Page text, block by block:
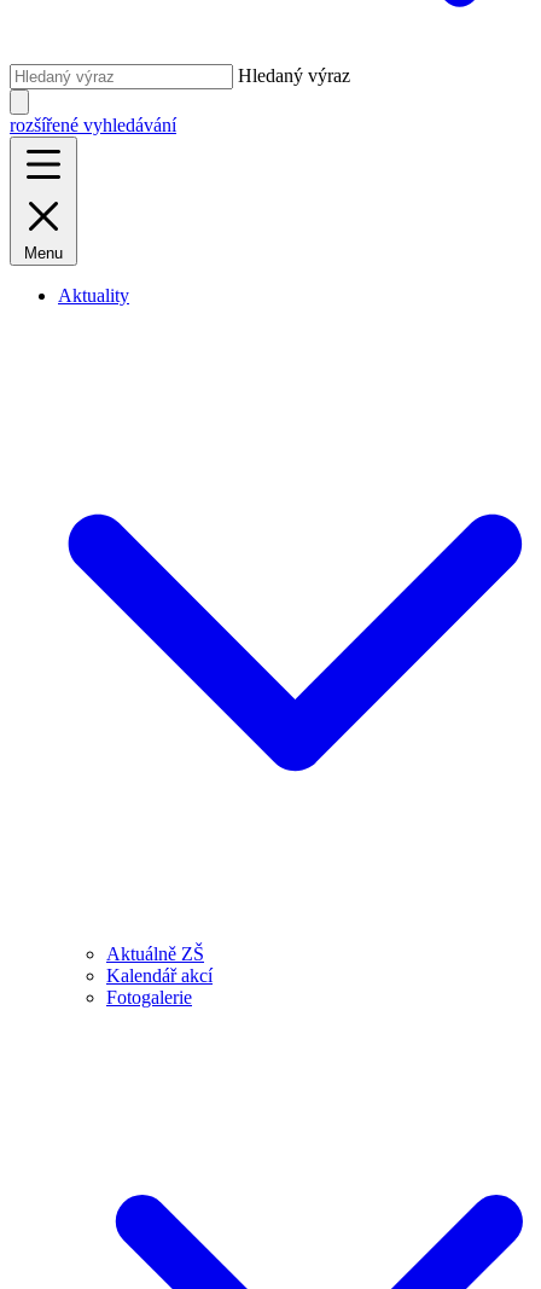
Hledaný výraz
rozšířené vyhledávání
Menu
Aktuality
Aktuálně ZŠ
Kalendář akcí
Fotogalerie